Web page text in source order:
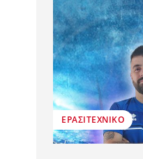
ΕΡΑΣΙΤΕΧΝΙΚΟ